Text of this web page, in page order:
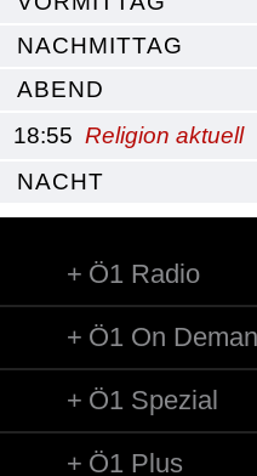
NACHMITTAG
ABEND
18:55 Religion aktuell
NACHT
Ö1 Radio
Ö1 On
Ö1 Spezial
Ö1 Plus